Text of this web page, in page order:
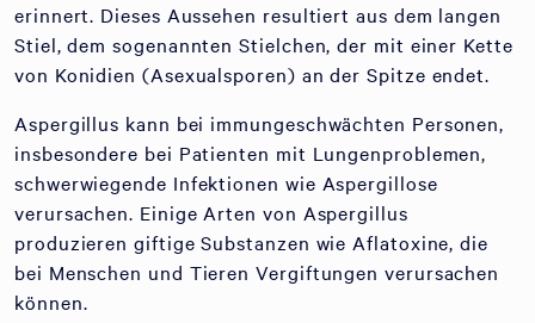
erinnert. Dieses Aussehen resultiert aus dem langen
Stiel, dem sogenannten Stielchen, der mit einer Kette
von Konidien (Asexualsporen) an der Spitze endet.
Aspergillus kann bei immungeschwächten Personen,
insbesondere bei Patienten mit Lungenproblemen,
schwerwiegende Infektionen wie Aspergillose
verursachen. Einige Arten von Aspergillus
produzieren giftige Substanzen wie Aflatoxine, die
bei Menschen und Tieren Vergiftungen verursachen
können.